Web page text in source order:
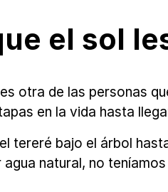
el sol
otra de las personas
en la vida hasta
tereré bajo el árbol
natural, no